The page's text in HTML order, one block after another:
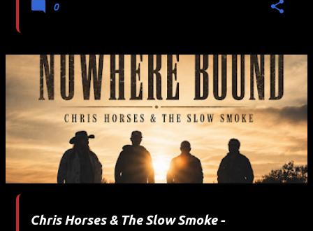
0
Chris Horses & The Slow Smoke -